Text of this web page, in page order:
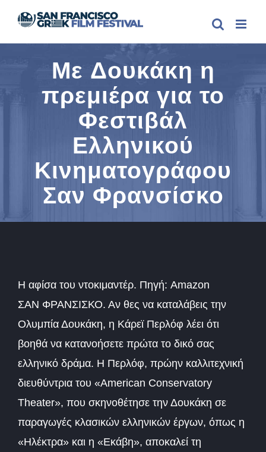
Με Δουκάκη η
πρεμιέρα για το
Φεστιβάλ
Ελληνικού
Κινηματογράφου
Σαν Φρανσίσκο
Η αφίσα του ντοκιμαντέρ. Πηγή: Amazon
ΣΑΝ ΦΡΑΝΣΙΣΚΟ. Αν θες να καταλάβεις την
Ολυμπία Δουκάκη, η Κάρεϊ Περλόφ λέει ότι
βοηθά να κατανοήσετε πρώτα το δικό σας
ελληνικό δράμα. Η Περλόφ, πρώην καλλιτεχνική
διευθύντρια του «American Conservatory
Theater», που σκηνοθέτησε την Δουκάκη σε
παραγωγές κλασικών ελληνικών έργων, όπως η
«Ηλέκτρα» και η «Εκάβη», αποκαλεί τη